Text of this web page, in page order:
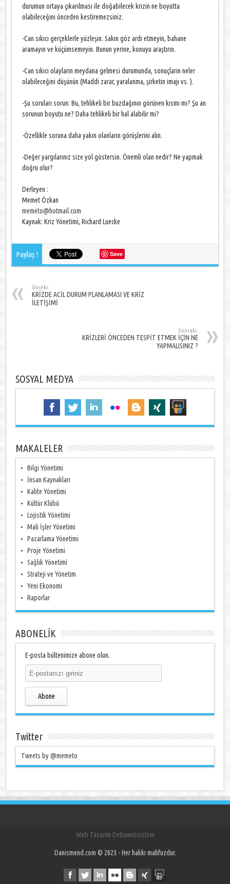
durumun ortaya çıkarılması ile doğabilecek krizin ne boyutta
olabileceğini önceden kestiremezsiniz.
-Can sıkıcı gerçeklerle yüzleşin. Sakın göz ardı etmeyin, bahane
aramayın ve küçümsemeyin. Bunun yerine, konuyu araştırın.
-Can sıkıcı olayların meydana gelmesi durumunda, sonuçların neler
olabileceğini düşünün (Maddi zarar, yaralanma, şirketin imajı vs. ).
-Şu soruları sorun: Bu, tehlikeli bir buzdağının görünen kısmı mı? Şu an
sorunun boyutu ne? Daha tehlikeli bir hal alabilir mi?
-Özellikle soruna daha yakın olanların görüşlerini alın.
-Değer yargılarınız size yol göstersin. Önemli olan nedir? Ne yapmak
doğru olur?
Derleyen :
Memet Özkan
memeto@hotmail.com
Kaynak: Kriz Yönetimi, Richard Luecke
Paylaş ! Save
Önceki:
KRİZDE ACİL DURUM PLANLAMASI VE KRİZ
İLETİŞİMİ
Sonraki:
KRİZLERİ ÖNCEDEN TESPİT ETMEK İÇİN NE
YAPMALISINIZ ?
SOSYAL MEDYA
MAKALELER
Bilgi Yönetimi
İnsan Kaynakları
Kalite Yönetimi
Kültür Klübü
Lojistik Yönetimi
Mali İşler Yönetimi
Pazarlama Yönetimi
Proje Yönetimi
Sağlık Yönetimi
Strateji ve Yönetim
Yeni Ekonomi
Raporlar
ABONELİK
E-posta bültenimize abone olun.
Abone
Twitter
Tweets by @memeto
Web Tasarım Deltawebsistem
Danismend.com © 2023 - Her hakkı mahfuzdur.